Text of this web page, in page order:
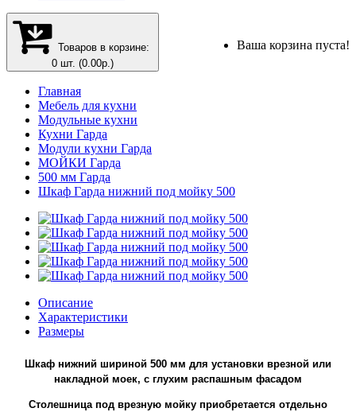
Товаров в корзине:
0 шт. (0.00р.)
Ваша корзина пуста!
Главная
Мебель для кухни
Модульные кухни
Кухни Гарда
Модули кухни Гарда
МОЙКИ Гарда
500 мм Гарда
Шкаф Гарда нижний под мойку 500
Описание
Характеристики
Размеры
Шкаф нижний шириной 500 мм для установки врезной или
накладной моек, с глухим распашным фасадом
Столешница под врезную мойку приобретается отдельно